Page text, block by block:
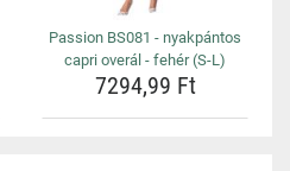
Passion BS081 - nyakpántos
capri overál - fehér (S-L)
7294,99 Ft